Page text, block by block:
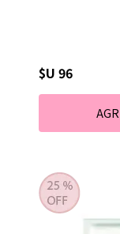
$U 96